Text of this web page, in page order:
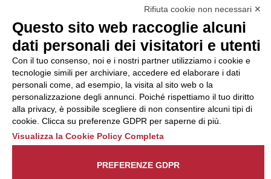
del Codice di Condotta, è
possibile presentare un
reclamo
all’Organismo di
Monitoraggio utilizzando
una delle modalità
descritte al seguente
indirizzo web
https://odm-
agenzielavoro.it/reclami/ .
Rifiuta cookie non necessari ✕
Questo sito web raccoglie alcuni
dati personali dei visitatori e utenti
Con il tuo consenso, noi e i nostri partner utilizziamo i cookie e
tecnologie simili per archiviare, accedere ed elaborare i dati
personali come, ad esempio, la visita al sito web o la
personalizzazione degli annunci. Poiché rispettiamo il tuo diritto
alla privacy, è possibile scegliere di non consentire alcuni tipi di
cookie. Clicca su preferenze GDPR per saperne di più.
Visualizza la Cookie Policy Completa
PREFERENZE GDPR